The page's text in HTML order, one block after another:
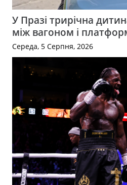
У Празі трирічна
між вагоном і
Середа, 5 Серпня, 2026